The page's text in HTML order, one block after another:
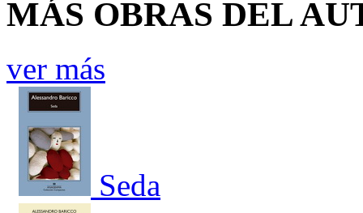
MÁS OBRAS DEL
ver más
Seda